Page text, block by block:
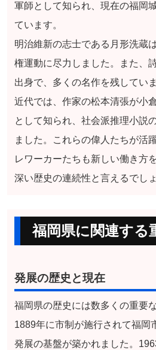
軍師として知られ、現在の福岡
ています。
明治維新の志士である月形洗蔵
権運動に尽力しました。また、
出身で、多くの名作を残していま
近代では、作家の松本清張が小
として知られ、社会派推理小説
ました。これらの偉人たちが活
レワーカーたちも新しい働き方
深い歴史の連続性と言えるでしょ
福岡県に関連する
発展の歴史と現在
福岡県の歴史には数多くの重要
1889年に市制が施行されて福岡
発展の基盤が築かれました。